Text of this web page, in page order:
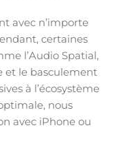
avec n’importe
certaines
l’Audio Spatial,
et le basculement
à l’écosystème
nous
avec iPhone ou